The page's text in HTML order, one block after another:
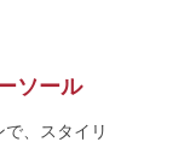
ソール
、スタイリ